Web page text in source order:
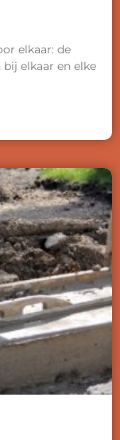
elkaar: de
elkaar en elke